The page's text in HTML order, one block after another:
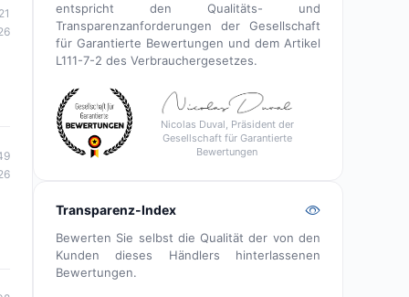
entspricht den Qualitäts- und
Transparenzanforderungen der Gesellschaft
für Garantierte Bewertungen und dem Artikel
L111-7-2 des Verbrauchergesetzes.
Nicolas Duval, Präsident der
Gesellschaft für Garantierte
Bewertungen
Transparenz-Index
Bewerten Sie selbst die Qualität der von den
Kunden dieses Händlers hinterlassenen
Bewertungen.